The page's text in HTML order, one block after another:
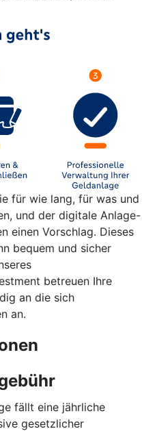
für wie lang, für was und
und der digitale Anlage-
einen Vorschlag. Dieses
bequem und sicher
betreuen Ihre
an die sich
an.
fällt eine jährliche
gesetzlicher